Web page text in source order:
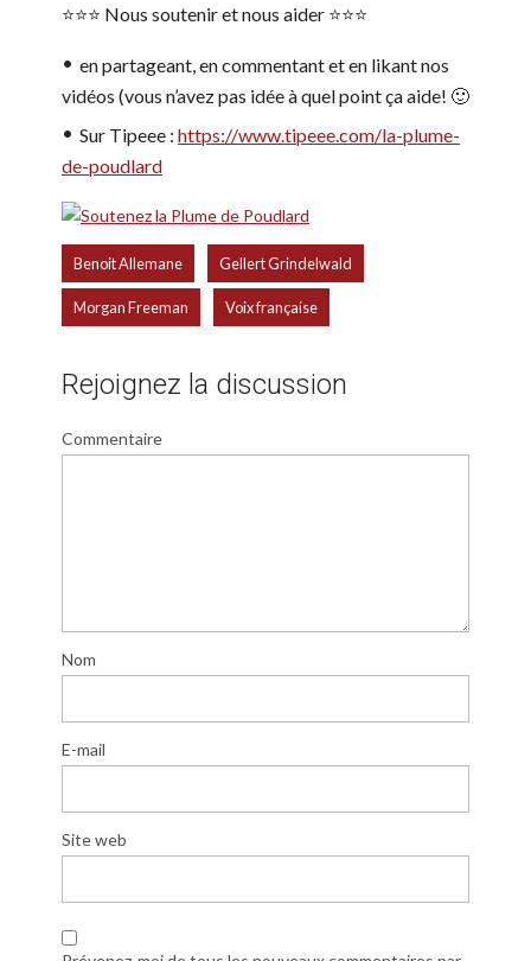
⭐️⭐️⭐️ Nous soutenir et nous aider ⭐️⭐️⭐️
en partageant, en commentant et en likant nos
vidéos (vous n’avez pas idée à quel point ça aide! 🙂
Sur Tipeee : https://www.tipeee.com/la-plume-
de-poudlard
Benoit Allemane Gellert Grindelwald
Morgan Freeman Voix française
Rejoignez la discussion
Commentaire
Nom
E-mail
Site web